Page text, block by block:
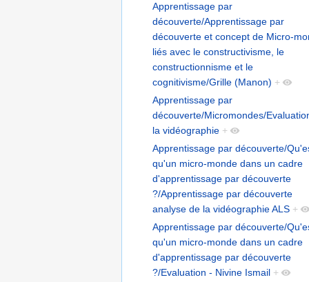
Apprentissage par
découverte/Apprentissage par
découverte et concept de Micro-
liés avec le constructivisme, le
constructionnisme et le
cognitivisme/Grille (Manon) +
Apprentissage par
découverte/Micromondes/
la vidéographie +
Apprentissage par découverte/
qu'un micro-monde dans un cadre
d'apprentissage par découverte
?/Apprentissage par découverte
analyse de la vidéographie ALS +
Apprentissage par découverte/
qu'un micro-monde dans un cadre
d'apprentissage par découverte
?/Evaluation - Nivine Ismail +